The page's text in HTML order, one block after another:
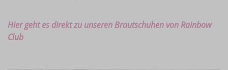
Hier geht es direkt zu unseren Brautschuhen von Rainbow
Club